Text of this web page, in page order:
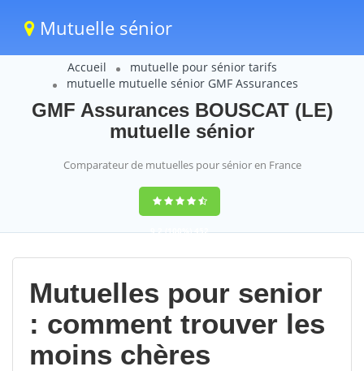
Mutuelle sénior
Accueil
mutuelle pour sénior tarifs
mutuelle mutuelle sénior GMF Assurances
GMF Assurances BOUSCAT (LE)
mutuelle sénior
Comparateur de mutuelles pour sénior en France
9,2(100%)452
votes
Mutuelles pour senior
: comment trouver les
moins chères